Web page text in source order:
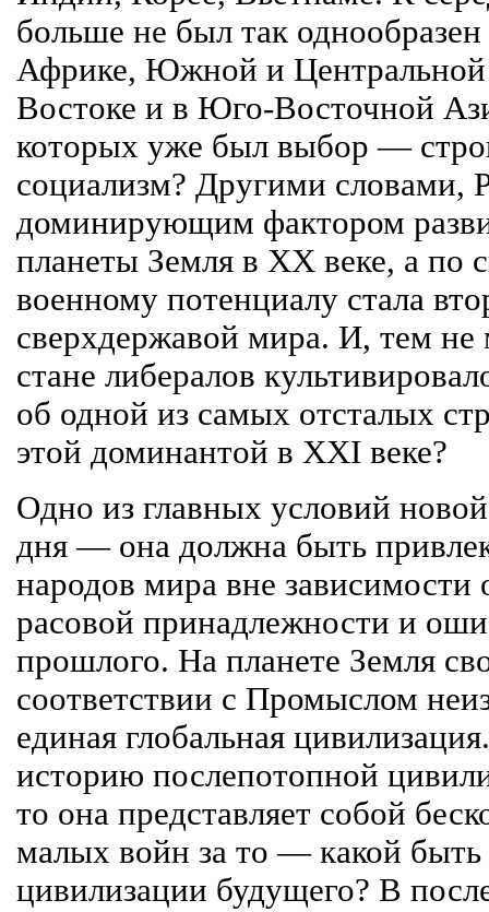
больше не был так
Африке, Южной и
Востоке и в Юго-Восточной
которых уже был выбор —
социализм? Другими словами,
доминирующим фактором
планеты Земля в ХХ веке, а по
военному потенциалу стала
сверхдержавой мира. И, тем не
стане либералов
об одной из самых отсталых
этой доминантой в XXI веке?
Одно из главных условий
дня — она должна быть
народов мира вне зависимости
расовой принадлежности и
прошлого. На планете Земля
соответствии с Промыслом
единая глобальная
историю послепотопной
то она представляет собой
малых войн за то — какой
цивилизации будущего? В